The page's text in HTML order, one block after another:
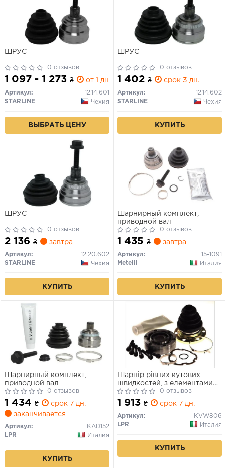
ШРУС
0 отзывов
1 097 - 1 273 ₴ от 1 дн.
Артикул:
12.14.601
STARLINE
Чехия
ВЫБРАТЬ ЦЕНУ
ШРУС
0 отзывов
1 402 ₴ срок 3 дн.
Артикул:
12.14.602
STARLINE
Чехия
КУПИТЬ
ШРУС
0 отзывов
2 136 ₴ завтра
Артикул:
12.20.602
STARLINE
Чехия
КУПИТЬ
Шарнирный комплект,
приводной вал
0 отзывов
1 435 ₴ завтра
Артикул:
15-1091
Metelli
Италия
КУПИТЬ
Шарнирный комплект,
приводной вал
0 отзывов
1 434 ₴
срок 7 дн.
заканчивается
Артикул:
KAD152
LPR
Италия
КУПИТЬ
Шарнір рівних кутових
швидкостей, з елементами
монтажу
0 отзывов
1 913 ₴ срок 7 дн.
Артикул:
KVW806
LPR
Италия
КУПИТЬ